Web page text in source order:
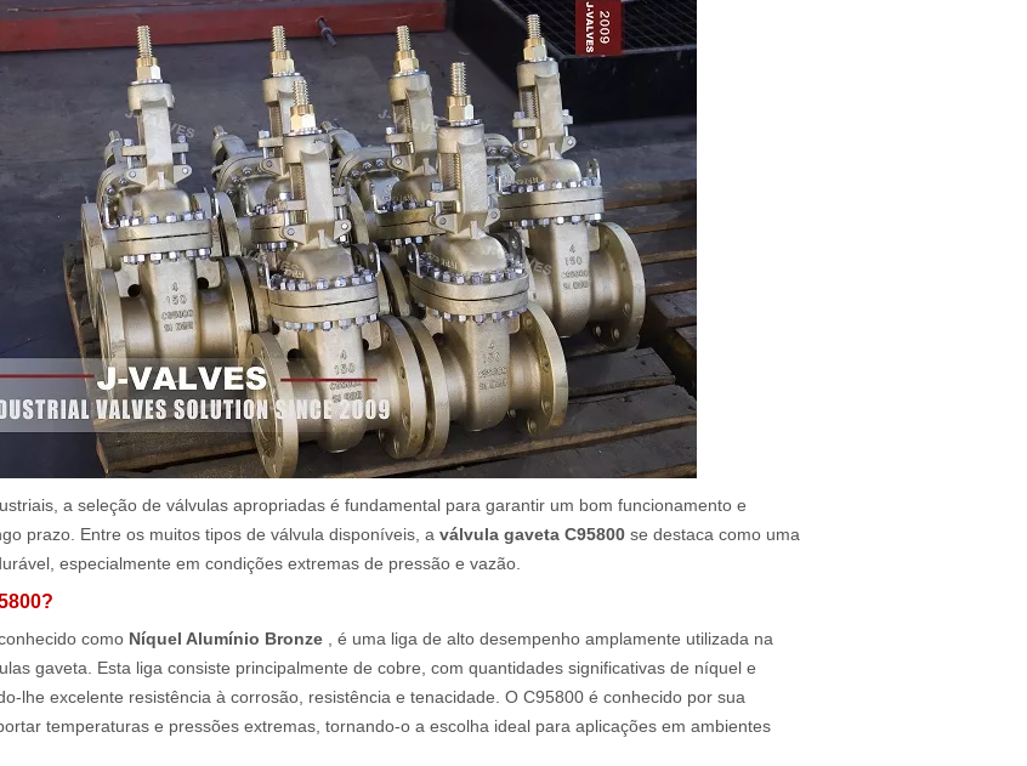
a seleção de válvulas apropriadas é fundamental para garantir um bom funcionamento e
prazo. Entre os muitos tipos de válvula disponíveis, a válvula gaveta C95800 se destaca como uma
especialmente em condições extremas de pressão e vazão.
como Níquel Alumínio Bronze
, é uma liga de alto desempenho amplamente utilizada na
gaveta. Esta liga consiste principalmente de cobre, com quantidades significativas de níquel e
lhe excelente resistência à corrosão, resistência e tenacidade. O C95800 é conhecido por sua
temperaturas e pressões extremas, tornando-o a escolha ideal para aplicações em ambientes